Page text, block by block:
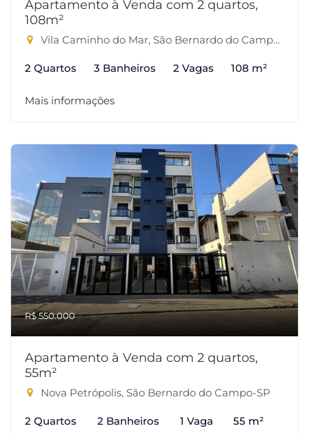
Apartamento à Venda com 2 quartos,
108m²
Vila Caminho do Mar, São Bernardo do Campo-SP
2 Quartos 3 Banheiros 2 Vagas 108 m²
Mais informações
R$ 550.000
Apartamento à Venda com 2 quartos,
55m²
Nova Petrópolis, São Bernardo do Campo-SP
2 Quartos 2 Banheiros 1 Vaga 55 m²